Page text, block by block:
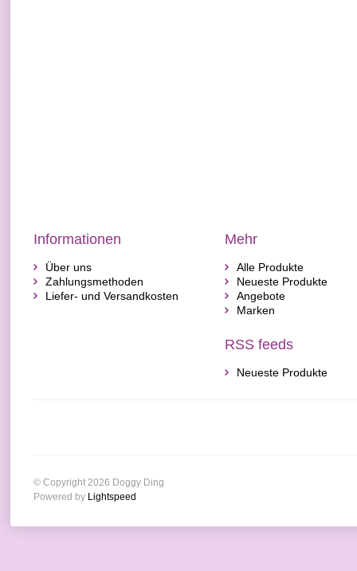
Informationen
Über uns
Zahlungsmethoden
Liefer- und Versandkosten
Mehr
Alle Produkte
Neueste Produkte
Angebote
Marken
RSS feeds
Neueste Produkte
© Copyright 2026 Doggy Ding
Powered by Lightspeed